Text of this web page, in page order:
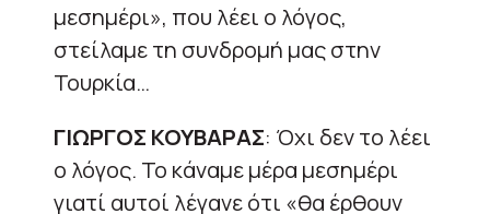
μεσημέρι», που λέει ο λόγος,
στείλαμε τη συνδρομή μας στην
Τουρκία…
ΓΙΩΡΓΟΣ ΚΟΥΒΑΡΑΣ: Όχι δεν το λέει
ο λόγος. Το κάναμε μέρα μεσημέρι
γιατί αυτοί λέγανε ότι «θα έρθουν